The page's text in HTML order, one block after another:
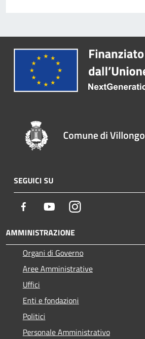
Comune di Villongo
SEGUICI SU
Facebook YoutubeInstagram
AMMINISTRAZIONE
Organi di Governo
Aree Amministrative
Uffici
Enti e fondazioni
Politici
Personale Amministrativo